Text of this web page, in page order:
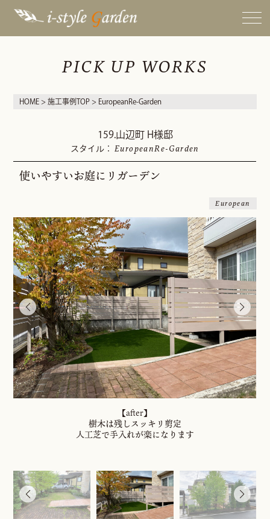
PICK UP WORKS
HOME >施工事例TOP > EuropeanRe-Garden
159.山辺町 H様邸
スタイル： EuropeanRe-Garden
使いやすいお庭にリガーデン
European
【after】
樹木は残しスッキリ剪定
人工芝で手入れが楽になります